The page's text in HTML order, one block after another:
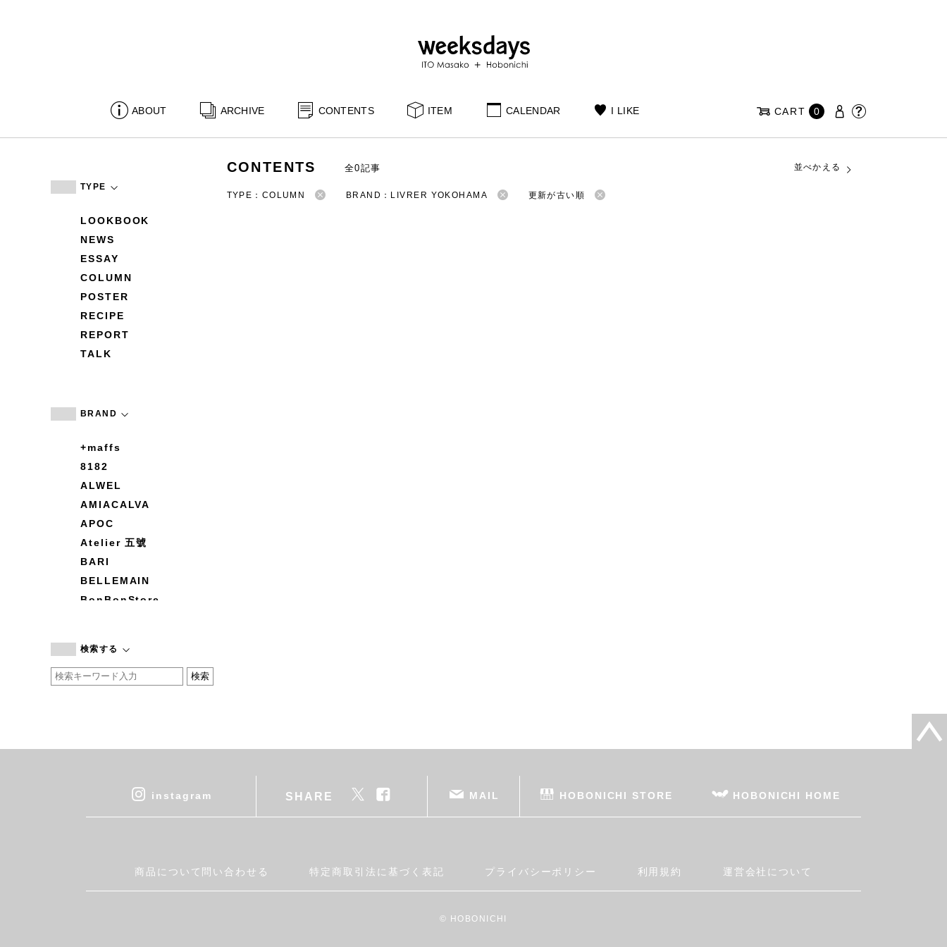
ABOUT ARCHIVE CONTENTS ITEM CALENDAR I LIKE CART 0
TYPE
LOOKBOOK
NEWS
ESSAY
COLUMN
POSTER
RECIPE
REPORT
TALK
BRAND
+maffs
8182
ALWEL
AMIACALVA
APOC
Atelier 五號
BARI
BELLEMAIN
BonBonStore
by basics
CATWORTH
cohan
DEAN & DELUCA
Fatima Morocco
検索する
CONTENTS 全0記事 並べかえる
TYPE：COLUMN BRAND：LIVRER YOKOHAMA 更新が古い順
instagram SHARE MAIL HOBONICHI STORE HOBONICHI HOME
商品について問い合わせる 特定商取引法に基づく表記 プライバシーポリシー 利用規約 運営会社について
© HOBONICHI